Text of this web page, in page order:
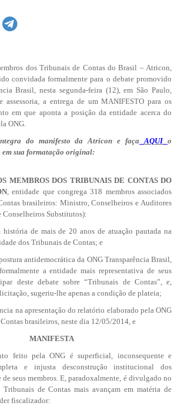
dos Tribunais de Contas do Brasil – Atricon,
convidada formalmente para o debate promovido
Brasil, nesta segunda-feira (12), em São Paulo,
assessoria, a entrega de um MANIFESTO para os
em que aponta a posição da entidade acerca do
ONG.
do manifesto da Atricon e faça
AQUI o
sua formatação original:
MEMBROS DOS TRIBUNAIS DE CONTAS DO
, entidade que congrega 318 membros associados
brasileiros: Ministro, Conselheiros e Auditores
Substitutos):
de mais de 20 anos de atuação pautada na
dos Tribunais de Contas; e
antidemocrática da ONG Transparência Brasil,
a entidade mais representativa de seus
deste debate sobre “Tribunais de Contas”, e,
sugeriu-lhe apenas a condição de plateia;
na apresentação do relatório elaborado pela ONG
brasileiros, neste dia 12/05/2014, e
MANIFESTA
feito pela ONG é superficial, inconsequente e
e injusta desconstrução institucional dos
seus membros. E, paradoxalmente, é divulgado no
de Contas mais avançam em matéria de
fiscalizador: